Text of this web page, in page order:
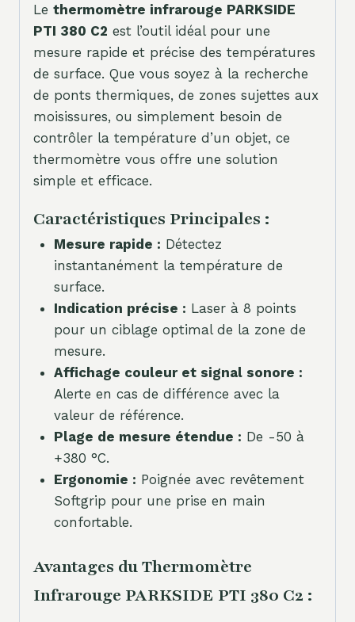
Le thermomètre infrarouge PARKSIDE
PTI 380 C2 est l’outil idéal pour une
mesure rapide et précise des températures
de surface. Que vous soyez à la recherche
de ponts thermiques, de zones sujettes aux
moisissures, ou simplement besoin de
contrôler la température d’un objet, ce
thermomètre vous offre une solution
simple et efficace.
Caractéristiques Principales :
Mesure rapide : Détectez
instantanément la température de
surface.
Indication précise : Laser à 8 points
pour un ciblage optimal de la zone de
mesure.
Affichage couleur et signal sonore :
Alerte en cas de différence avec la
valeur de référence.
Plage de mesure étendue : De -50 à
+380 °C.
Ergonomie : Poignée avec revêtement
Softgrip pour une prise en main
confortable.
Avantages du Thermomètre
Infrarouge PARKSIDE PTI 380 C2 :